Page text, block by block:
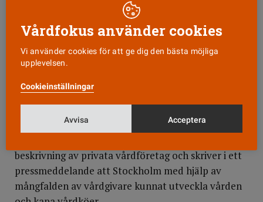
sjukvårdsministern och vänsterpartiets
vårdpolitiska talesperson på DN debatt.
Förslagen går nu ut på remiss och planen är att de
ska träda i kraft den 1 juli nästa år.
Väntad kritik
Stockholm och ordförande i Liberalernas
beskrivning av privata vårdföretag och skriver i ett
pressmeddelande att Stockholm med hjälp av
mångfalden av vårdgivare kunnat utveckla vården
Vårdfokus använder cookies
Vi använder cookies för att ge dig den bästa möjliga
upplevelsen.
Cookieinställningar
Avvisa Acceptera